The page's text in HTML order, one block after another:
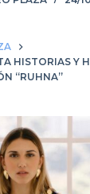
HISTORIAS Y
“RUHNA”